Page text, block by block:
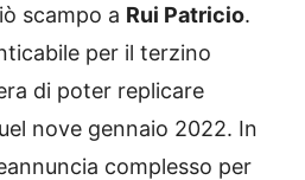
scampo a Rui Patricio.
per il terzino
di poter replicare
nove gennaio 2022. In
complesso per